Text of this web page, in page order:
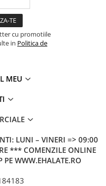
cu promotiile
in Politica de
MEU
LUNI – VINERI => 09:00
*** COMENZILE ONLINE
PE WWW.EHALATE.RO